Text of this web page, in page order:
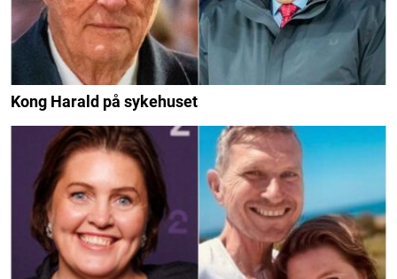
Kong Harald på sykehuset